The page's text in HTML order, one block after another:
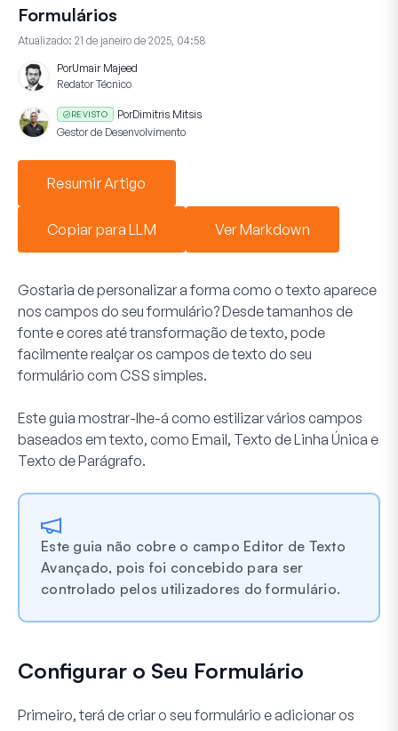
Formulários
Atualizado: 21 de janeiro de 2025, 04:58
PorUmair Majeed
Redator Técnico
REVISTO PorDimitris Mitsis
Gestor de Desenvolvimento
Resumir Artigo
Copiar para LLM Ver Markdown
Gostaria de personalizar a forma como o texto aparece
nos campos do seu formulário? Desde tamanhos de
fonte e cores até transformação de texto, pode
facilmente realçar os campos de texto do seu
formulário com CSS simples.
Este guia mostrar-lhe-á como estilizar vários campos
baseados em texto, como Email, Texto de Linha Única e
Texto de Parágrafo.
Este guia não cobre o campo Editor de Texto
Avançado, pois foi concebido para ser
controlado pelos utilizadores do formulário.
Configurar o Seu Formulário
Primeiro, terá de criar o seu formulário e adicionar os